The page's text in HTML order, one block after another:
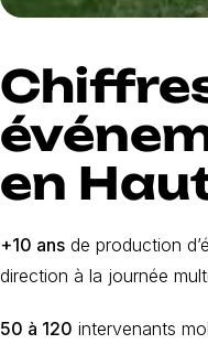
en
+10 ans de production
direction à la journée
50 à 120 intervenants